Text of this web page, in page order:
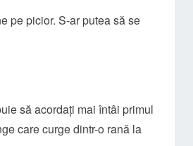
pe picior. S-ar putea să se
să acordaţi mai întâi primul
care curge dintr-o rană la